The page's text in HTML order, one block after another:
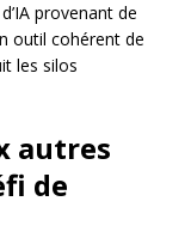
provenant de
outil cohérent de
les silos
autres
de